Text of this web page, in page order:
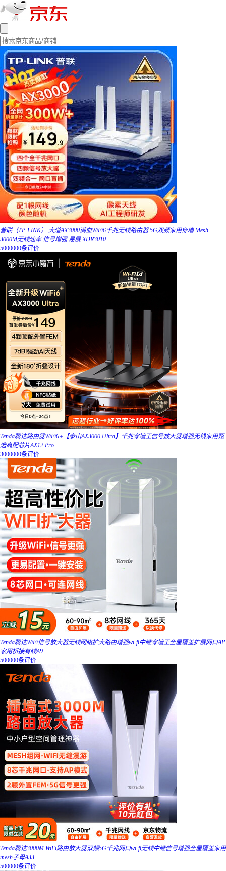
普联（TP-LINK） 大道AX3000满血WiFi6千兆无线路由器 5G双频家用穿墙 Mesh
3000M无线速率 信号增强 易展 XDR3010
5000000条评价
Tenda腾达路由器WiFi6+【泰山AX3000 Ultra】千兆穿墙王信号放大器增强无线家用甄
选高配芯片AX12 Pro
3000000条评价
Tenda腾达WiFi信号放大器无线网络扩大路由增强wi-fi中继穿墙王全屋覆盖扩展网口AP
家用桥接有线A9
500000条评价
Tenda腾达3000M WiFi路由放大器双频5G千兆网口wi-fi无线中继信号增强全屋覆盖家用
mesh子母A33
500000条评价